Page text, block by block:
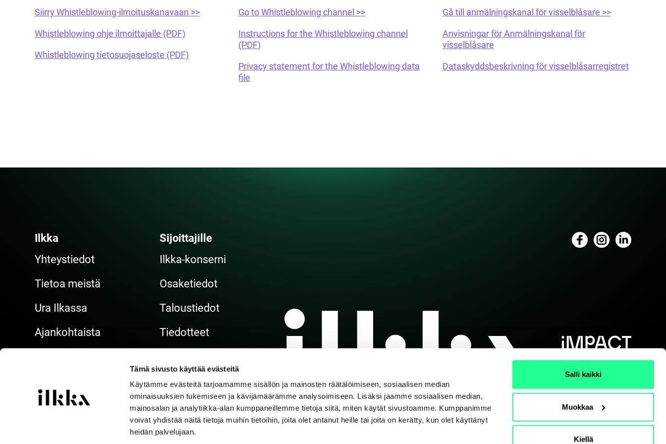
Tämä sivusto käyttää evästeitä
Käytämme evästeitä tarjoamamme sisällön ja mainosten räätälöimiseen, sosiaalisen median
ominaisuuksien tukemiseen ja kävijämäärämme analysoimiseen. Lisäksi jaamme sosiaalisen median,
mainosalan ja analytiikka-alan kumppaneillemme tietoja siitä, miten käytät sivustoamme. Kumppanimme
voivat yhdistää näitä tietoja muihin tietoihin, joita olet antanut heille tai joita on kerätty, kun olet käyttänyt
heidän palvelujaan.
Salli kaikki
Muokkaa
Kiellä
Siirry Whistleblowing-ilmoituskanavaan >>
Whistleblowing ohje ilmoittajalle (PDF)
Whistleblowing tietosuojaseloste (PDF)
Go to Whistleblowing channel >>
Instructions for the Whistleblowing channel
(PDF)
Privacy statement for the Whistleblowing data
file
Gå till anmälningskanal för visselblåsare >>
Anvisningar för Anmälningskanal för
visselblåsare
Dataskyddsbeskrivning för visselblåsarregistret
Ilkka
Yhteystiedot
Tietoa meistä
Ura Ilkassa
Ajankohtaista
Sijoittajille
Ilkka-konserni
Osaketiedot
Taloustiedot
Tiedotteet
Whistleblowing Tietosuoja